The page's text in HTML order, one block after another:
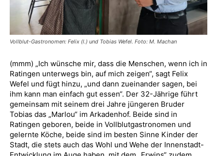
Vollblut-Gastronomen: Felix (l.) und Tobias Wefel. Foto: M. Machan
(mmm) „Ich wünsche mir, dass die Menschen, wenn ich in
Ratingen unterwegs bin, auf mich zeigen“, sagt Felix
Wefel und fügt hinzu, „und dann zueinander sagen, bei
ihm kann man einfach gut essen“. Der 32-Jährige führt
gemeinsam mit seinem drei Jahre jüngeren Bruder
Tobias das „Marlou“ im Arkadenhof. Beide sind in
Ratingen geboren, beide in Vollblutgastronomen und
gelernte Köche, beide sind im besten Sinne Kinder der
Stadt, die stets auch das Wohl und Wehe der Innenstadt-